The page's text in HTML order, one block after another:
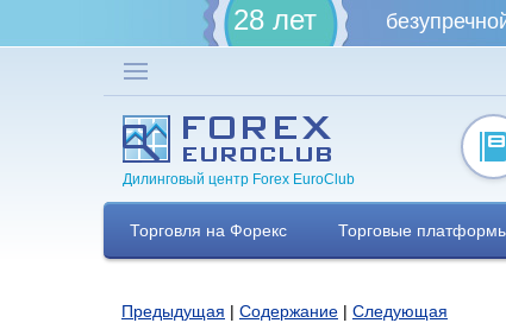
28 лет
Дилинговый центр Forex EuroClub
Торговля на Форекс Торговые
Предыдущая | Содержание | Следующая